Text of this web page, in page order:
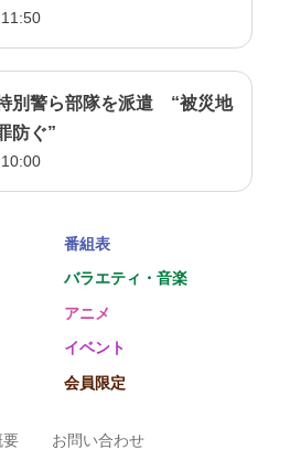
別警ら部隊を派遣 “被災地
防ぐ”
番組表
バラエティ・音楽
アニメ
イベント
会員限定
要
お問い合わせ